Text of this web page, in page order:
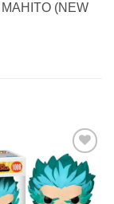
(NEW
Aggiungi
alla lista
dei
desideri